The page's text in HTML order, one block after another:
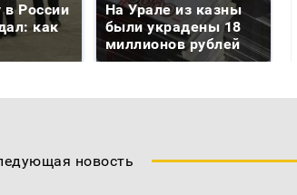
России
как
На Урале из казны
были украдены 18
миллионов рублей
новость